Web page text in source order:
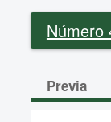
Número
Previa